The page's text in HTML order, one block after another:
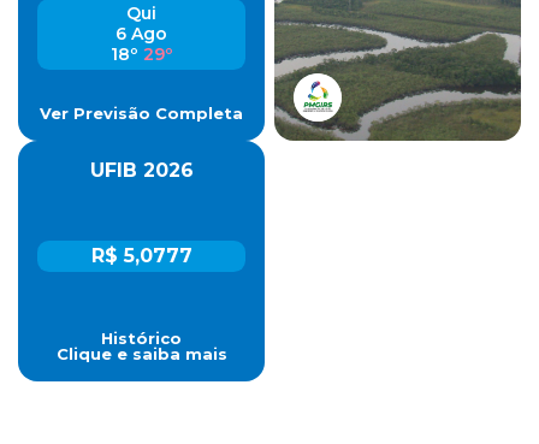
Qui
6 Ago
18º 29º
Ver Previsão Completa
UFIB 2026
R$ 5,0777
Histórico
Clique e saiba mais